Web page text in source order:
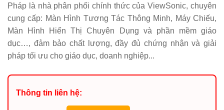
Pháp là nhà phân phối chính thức của ViewSonic, chuyên
cung cấp: Màn Hình Tương Tác Thông Minh, Máy Chiếu,
Màn Hình Hiển Thị Chuyên Dụng và phần mềm giáo
dục…, đảm bảo chất lượng, đầy đủ chứng nhận và giải
pháp tối ưu cho giáo dục, doanh nghiệp...
Thông tin liên hệ: